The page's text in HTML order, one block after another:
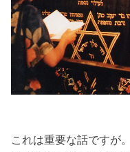
これは重要な話ですが。